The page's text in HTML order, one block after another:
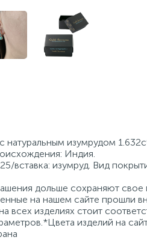
натуральным изумрудом
Индия.
вставка: изумруд. Вид
дольше сохраняют
на нашем сайте прошли
всех изделиях стоит
изделий на